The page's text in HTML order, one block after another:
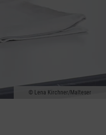
Lena Kirchner/Malteser